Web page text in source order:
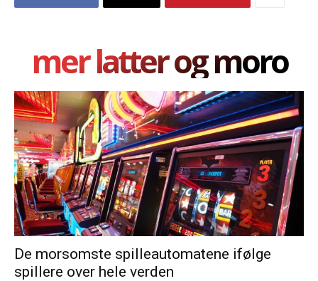
mer latter og moro
De morsomste spilleautomatene ifølge
spillere over hele verden